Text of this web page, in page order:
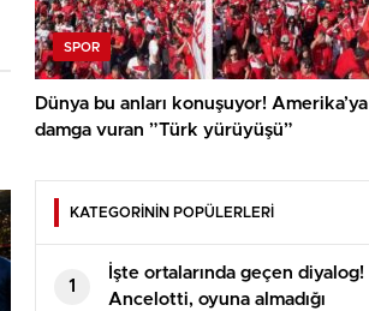
SPOR
Dünya bu anları konuşuyor! Amerika’ya
damga vuran ”Türk yürüyüşü”
KATEGORİNİN POPÜLERLERİ
1
İşte ortalarında geçen diyalog!
Ancelotti, oyuna almadığı